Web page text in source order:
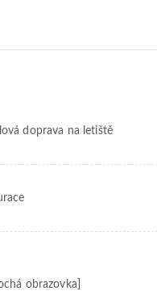
doprava na letiště
obrazovka]